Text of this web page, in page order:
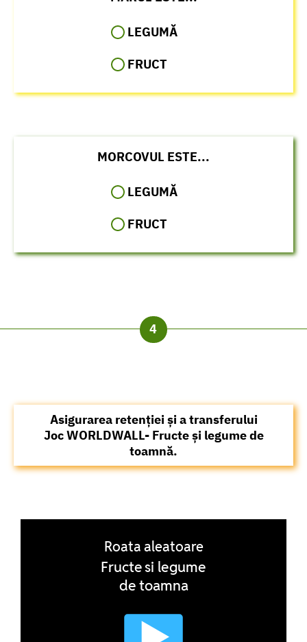
LEGUMĂ
FRUCT
MORCOVUL ESTE...
LEGUMĂ
FRUCT
Asigurarea retenției și a transferului
Joc WORLDWALL- Fructe și legume de
toamnă.